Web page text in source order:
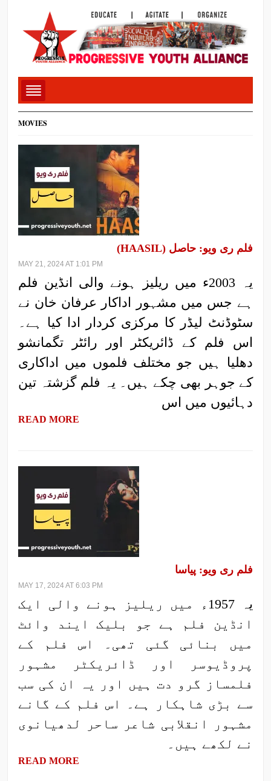
MOVIES
فلم ری ویو: حاصل (HAASIL)
MAY 21, 2024 AT 1:01 PM
یہ 2003ء میں ریلیز ہونے والی انڈین فلم
ہے جس میں مشہور اداکار عرفان خان نے
سٹوڈنٹ لیڈر کا مرکزی کردار ادا کیا ہے۔
اس فلم کے ڈائریکٹر اور رائٹر تگمانشو
دھلیا ہیں جو مختلف فلموں میں اداکاری
کے جوہر بھی چکے ہیں۔ یہ فلم گزشتہ تین
دہائیوں میں اس
READ MORE
فلم ری ویو: پیاسا
MAY 17, 2024 AT 6:03 PM
یہ 1957ء میں ریلیز ہونے والی ایک
انڈین فلم ہے جو بلیک ایند وائٹ
میں بنائی گئی تھی۔ اس فلم کے
پروڈیوسر اور ڈائریکٹر مشہور
فلمساز گرو دت ہیں اور یہ ان کی سب
سے بڑی شاہکار ہے۔ اس فلم کے گانے
مشہور انقلابی شاعر ساحر لدھیانوی
نے لکھے ہیں۔
READ MORE